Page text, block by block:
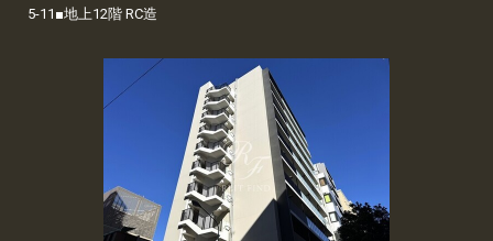
5-11■地上12階 RC造